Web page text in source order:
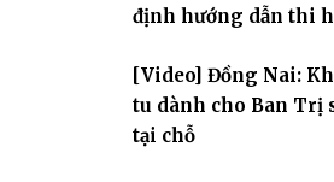
định hướng dẫn thi
[Video] Đồng Nai:
tu dành cho Ban Trị
tại chỗ